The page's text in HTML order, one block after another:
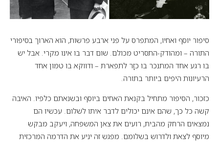
סיפור יוסף ואחיו, המתפרס על פני ארבע פרשות, הוא הארוך בסיפורי
התורה – ומהודק-התסריט מכולם. שום דבר בו אינו מקרי. אבל יש
בו רגע אחד המתנכר בו כזָר לתפארת – ודווקא בו טמון אחד
הרעיונות היפים ביותר בתורה.
כזכור, הסיפור מתחיל בקנאת האחים ביוסף ובשנאתם כלפיו. האיבה
קשה כל כך, שהם אינם יכולים לדבר איתו לשלום. עכשיו הם
נמצאים הרחק מהבית, רועים את צאן המשפחה, ויעקב מבקש
מיוסף לצאת ולדרוש בשלומם. מפגש זה יניע את הדרמה המרכזית